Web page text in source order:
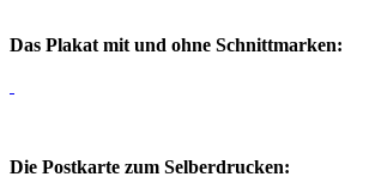
Das Plakat mit und ohne Schnittmarken:
Die Postkarte zum Selberdrucken: